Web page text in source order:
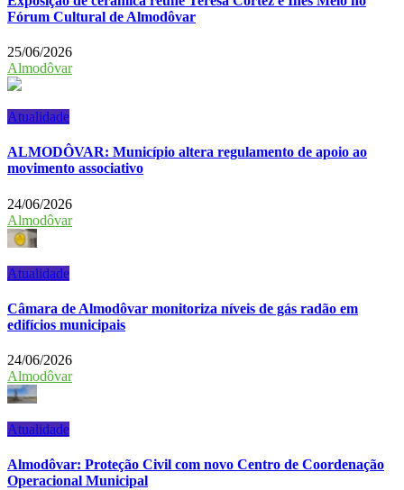
Fórum Cultural de Almodôvar
25/06/2026
Almodôvar
Atualidade
ALMODÔVAR: Município altera regulamento de apoio ao
movimento associativo
24/06/2026
Almodôvar
Atualidade
Câmara de Almodôvar monitoriza níveis de gás radão em
edifícios municipais
24/06/2026
Almodôvar
Atualidade
Almodôvar: Proteção Civil com novo Centro de Coordenação
Operacional Municipal